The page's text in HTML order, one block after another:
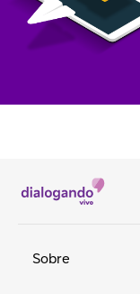
Sobre